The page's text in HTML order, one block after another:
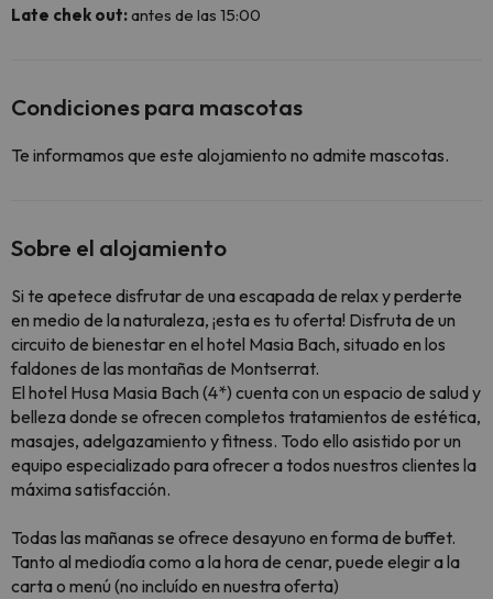
Late chek out:antes de las 15:00
Condiciones para mascotas
Te informamos que este alojamiento no admite mascotas.
Sobre el alojamiento
Si te apetece disfrutar de una escapada de relax y perderte
en medio de la naturaleza, ¡esta es tu oferta! Disfruta de un
circuito de bienestar en el hotel Masia Bach, situado en los
faldones de las montañas de Montserrat.
El hotel Husa Masia Bach (4*) cuenta con un espacio de salud y
belleza donde se ofrecen completos tratamientos de estética,
masajes, adelgazamiento y fitness. Todo ello asistido por un
equipo especializado para ofrecer a todos nuestros clientes la
máxima satisfacción.
Todas las mañanas se ofrece desayuno en forma de buffet.
Tanto al mediodía como a la hora de cenar, puede elegir a la
carta o menú (no incluído en nuestra oferta)